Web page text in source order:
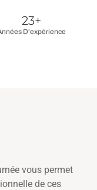
D'expérience
23+
vous permet
de ces